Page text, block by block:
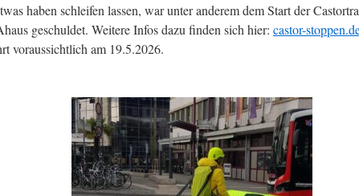
haben schleifen lassen, war unter anderem dem Start der
geschuldet. Weitere Infos dazu finden sich hier: castor-
voraussichtlich am 19.5.2026.